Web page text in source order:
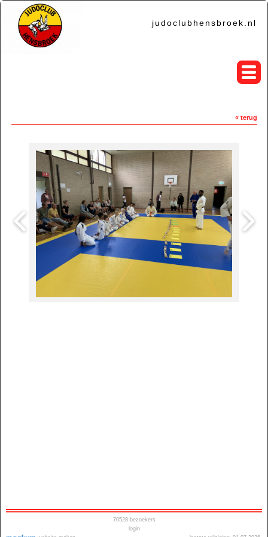
judoclubhensbroek.nl
« terug
70528bezoekers
login